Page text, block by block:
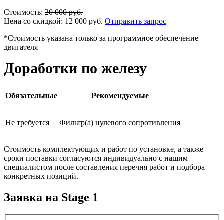
Стоимость: 20 000руб.
Цена со скидкой: 12 000 руб. Отправить запрос
*Стоимость указана только за программное обеспечение
двигателя
Доработки по железу
Обязательные Рекомендуемые
Не требуется Фильтр(а) нулевого сопротивления
Стоимость комплектующих и работ по установке, а также
сроки поставки согласуются индивидуально с нашим
специалистом после составления перечня работ и подбора
конкретных позиций.
Заявка на Stage 1